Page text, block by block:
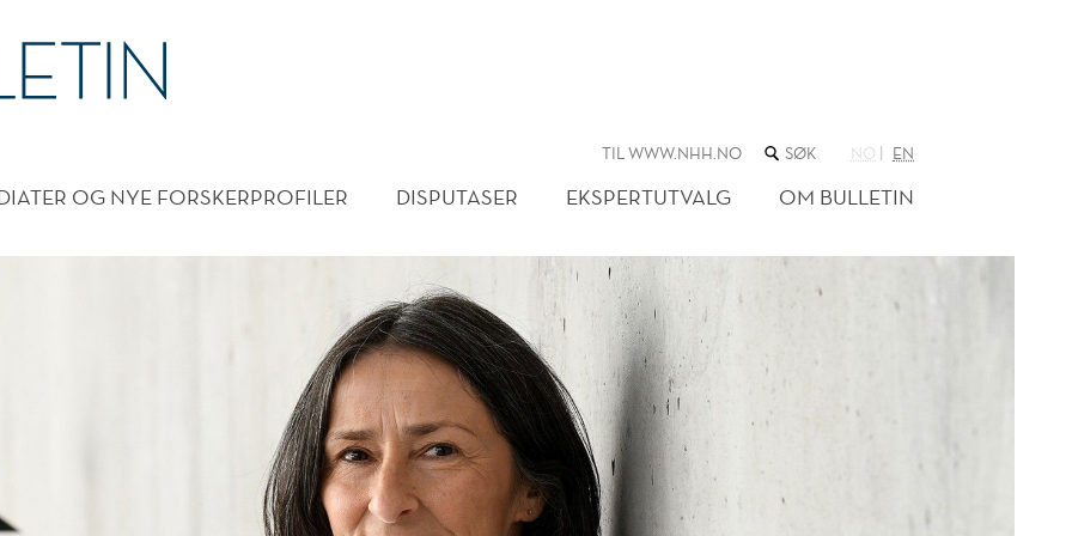
TIL WWW.NHH.NO SØK
NETTSTEDET
NO EN
OG NYE FORSKERPROFILER DISPUTASER EKSPERTUTVALG OM BULLETIN